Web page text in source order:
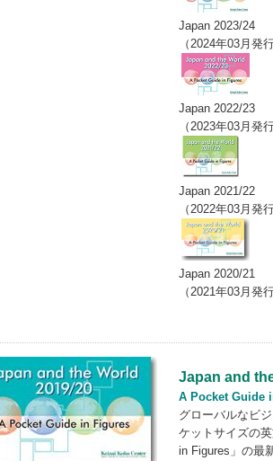
Japan 2023/24
（2024年03月発行
Japan 2022/23
（2023年03月発行
Japan 2021/22
（2022年03月発行
Japan 2020/21
（2021年03月発行
Japan and
A Pocket Guide
グローバルなビ
ケットサイズの
in Figures」の最